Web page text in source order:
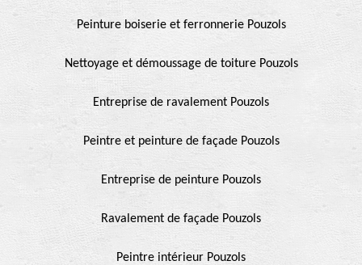
Peinture boiserie et ferronnerie Pouzols
Nettoyage et démoussage de toiture Pouzols
Entreprise de ravalement Pouzols
Peintre et peinture de façade Pouzols
Entreprise de peinture Pouzols
Ravalement de façade Pouzols
Peintre intérieur Pouzols